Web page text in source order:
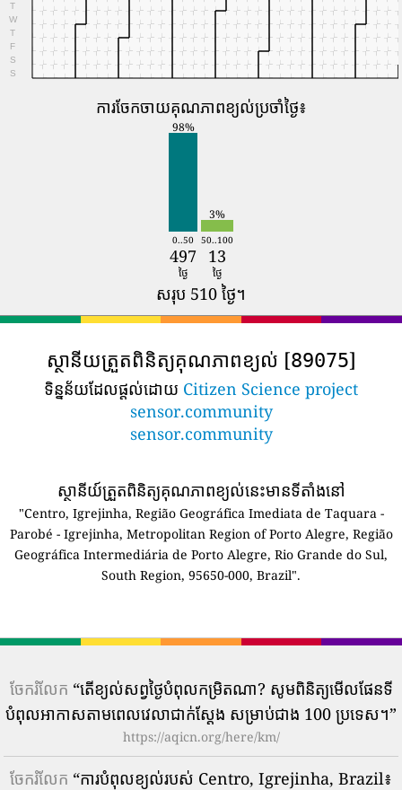
T
W
T
F
S
S
ការចែកចាយគុណភាពខ្យល់ប្រចាំថ្ងៃ៖
98%
3%
0..50 50..100
497 13
ថ្ងៃ ថ្ងៃ
សរុប 510 ថ្ងៃ។
ស្ថានីយត្រួតពិនិត្យគុណភាពខ្យល់ [89075]
ទិន្នន័យដែលផ្តល់ដោយ Citizen Science project
sensor.community
sensor.community
ស្ថានីយ៍ត្រួតពិនិត្យគុណភាពខ្យល់នេះមានទីតាំងនៅ
"Centro, Igrejinha, Região Geográfica Imediata de Taquara -
Parobé - Igrejinha, Metropolitan Region of Porto Alegre, Região
Geográfica Intermediária de Porto Alegre, Rio Grande do Sul,
South Region, 95650-000, Brazil".
ចែករំលែក “តើ​ខ្យល់​សព្វថ្ងៃ​បំពុល​កម្រិត​ណា? សូមពិនិត្យមើលផែនទី
បំពុលអាកាសតាមពេលវេលាជាក់ស្តែង សម្រាប់ជាង 100 ប្រទេស។”
https://aqicn.org/here/km/
ចែករំលែក “ការបំពុលខ្យល់របស់ Centro, Igrejinha, Brazil៖